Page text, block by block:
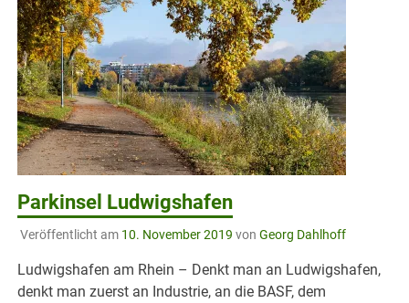
Parkinsel Ludwigshafen
Veröffentlicht am 10. November 2019 von Georg Dahlhoff
Ludwigshafen am Rhein – Denkt man an Ludwigshafen,
denkt man zuerst an Industrie, an die BASF, dem